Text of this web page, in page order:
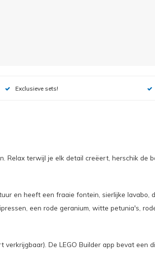
Exclusieve sets!
terwijl je elk detail creëert, herschik de
en heeft een fraaie fontein, sierlijke lavabo,
een rode geranium, witte petunia's,
De LEGO Builder app bevat een